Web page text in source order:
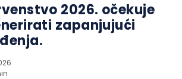
2026. očekuje
zapanjujući